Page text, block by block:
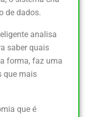
de dados.
analisa
saber quais
forma, faz uma
que mais
que é